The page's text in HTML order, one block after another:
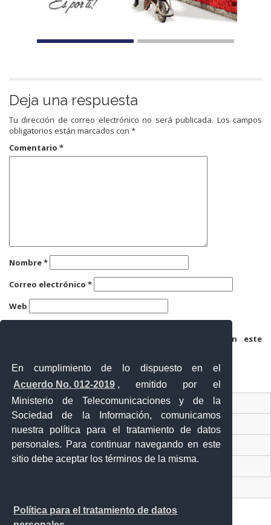
En cumplimiento de lo dispuesto en el
Acuerdo No. 012-2019 , emitido por el
Ministerio de Telecomunicaciones y de la
Sociedad de la Información, comunicamos
nuestra política para el tratamiento de datos
personales. Para continuar navegando en este
sitio debe aceptar los términos de la misma.
Política para el tratamiento de datos
Deja una respuesta
Tu dirección de correo electrónico no será publicada. Los campos
obligatorios están marcados con *
Comentario *
Nombre*
Correo electrónico *
Web
Guarda mi nombre, correo electrónico y web en este
Ventanilla Única Virtual
Ventanilla Única de Comercio Exterior
Gobierno Abierto